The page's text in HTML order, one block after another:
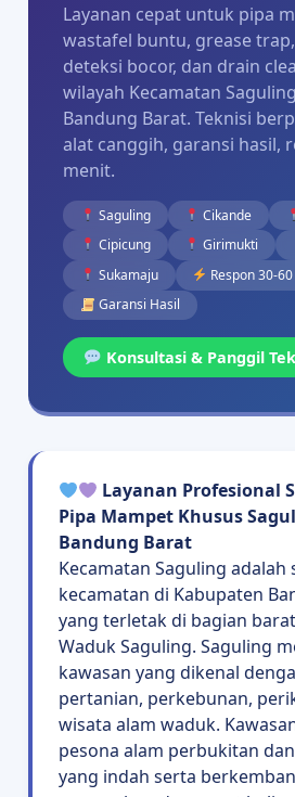
Layanan cepat untuk pipa
wastafel buntu, grease
deteksi bocor, dan drain
wilayah Kecamatan
Bandung Barat. Teknisi
alat canggih, garansi hasil,
menit.
Saguling Cikande
Cipicung
Girimukti
Sukamaju
Respon 30-
Garansi Hasil
Konsultasi & Panggil
Layanan Profesional
Pipa Mampet Khusus
Bandung Barat
Kecamatan Saguling adalah
kecamatan di Kabupaten
yang terletak di bagian
Waduk Saguling. Saguling
kawasan yang dikenal
pertanian, perkebunan,
wisata alam waduk.
pesona alam perbukitan
yang indah serta